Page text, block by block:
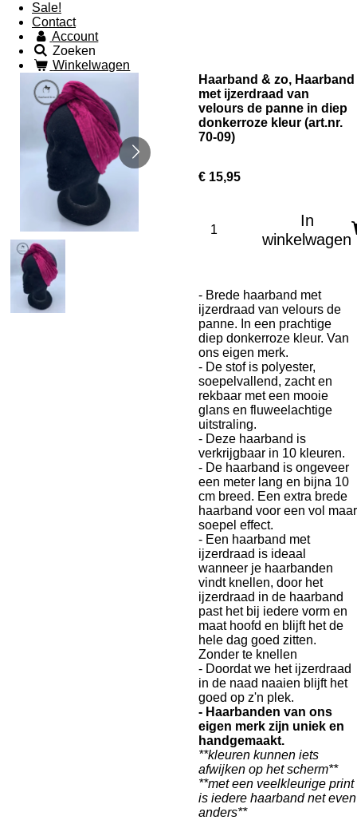
Sale!
Contact
Account
Zoeken
Winkelwagen
Haarband & zo, Haarband
met ijzerdraad van
velours de panne in diep
donkerroze kleur (art.nr.
70-09)
€ 15,95
In
winkelwagen
- Brede haarband met
ijzerdraad van velours de
panne. In een prachtige
diep donkerroze kleur. Van
ons eigen merk.
- De stof is polyester,
soepelvallend, zacht en
rekbaar met een mooie
glans en fluweelachtige
uitstraling.
- Deze haarband is
verkrijgbaar in 10 kleuren.
- De haarband is ongeveer
een meter lang en bijna 10
cm breed. Een extra brede
haarband voor een vol maar
soepel effect.
- Een haarband met
ijzerdraad is ideaal
wanneer je haarbanden
vindt knellen, door het
ijzerdraad in de haarband
past het bij iedere vorm en
maat hoofd en blijft het de
hele dag goed zitten.
Zonder te knellen
- Doordat we het ijzerdraad
in de naad naaien blijft het
goed op z'n plek.
- Haarbanden van ons
eigen merk zijn uniek en
handgemaakt.
**kleuren kunnen iets
afwijken op het scherm**
**met een veelkleurige print
is iedere haarband net even
anders**